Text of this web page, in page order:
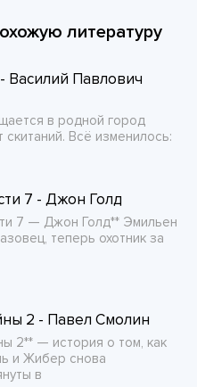
литературу
Василий Павлович
в родной город
скитаний. Всё изменилось:
7 - Джон Голд
7 — Джон Голд** Эмильен
теперь охотник за
2 - Павел Смолин
2** — история о том, как
и Жибер снова
в